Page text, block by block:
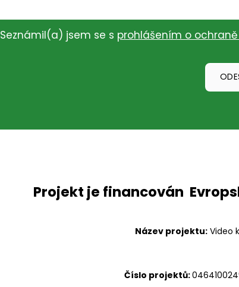
Seznámil(a) jsem se s prohlášením o
Projekt je financován
Název projektu: Video
Číslo projektů: